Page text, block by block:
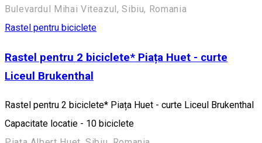
Bulevardul Mihai Viteazul, Sibiu, Romania
Rastel pentru biciclete
Rastel pentru 2 biciclete* Piața Huet - curte
Liceul Brukenthal
Rastel pentru 2 biciclete* Piața Huet - curte Liceul Brukenthal
Capacitate locatie - 10 biciclete